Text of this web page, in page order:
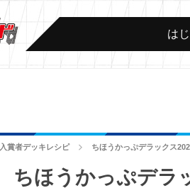
は
入賞者デッキレシピ ちほうかっぷデラックス
ちほうかっぷデラ